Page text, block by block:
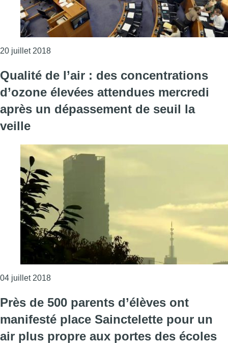
20 juillet 2018Consulter l'article "Une majorité de députés
Qualité de l’air : des concentrations
d’ozone élevées attendues mercredi
après un dépassement de seuil la
veille
04 juillet 2018Consulter l'article "Qualité de l’air : des
Près de 500 parents d’élèves ont
manifesté place Sainctelette pour un
air plus propre aux portes des écoles